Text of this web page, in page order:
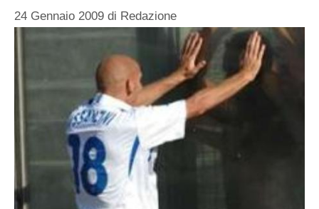
24 Gennaio 2009 di Redazione